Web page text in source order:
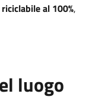
al 100%,
luogo